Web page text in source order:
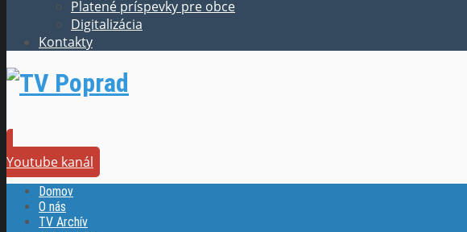
Platené príspevky pre obce
Digitalizácia
Kontakty
Youtube kanál
Domov
O nás
TV Archív